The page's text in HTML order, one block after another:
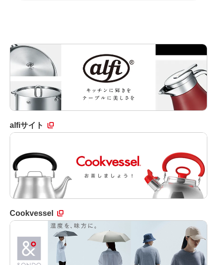
alfiサイト
Cookvessel